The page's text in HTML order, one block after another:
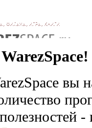
вы